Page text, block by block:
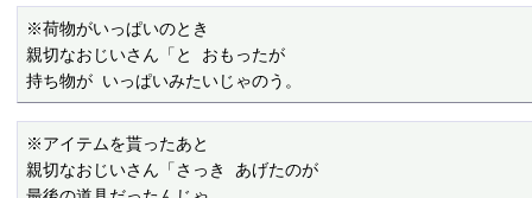
※荷物がいっぱいのとき
親切なおじいさん「と おもったが
持ち物が いっぱいみたいじゃのう。
※アイテムを貰ったあと
親切なおじいさん「さっき あげたのが